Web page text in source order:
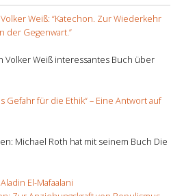
Weiß: “Katechon. Zur Wiederkehr
der Gegenwart.”
Volker Weiß interessantes Buch über
Gefahr für die Ethik“ – Eine Antwort auf
Michael Roth hat mit seinem Buch Die
El-Mafaalani